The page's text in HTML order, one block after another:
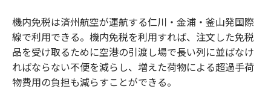
機内免税は済州航空が運航する仁川・金浦・釜山発国際
線で利用できる。機内免税を利用すれば、注文した免税
品を受け取るために空港の引渡し場で長い列に並ばなけ
ればならない不便を減らし、増えた荷物による超過手荷
物費用の負担も減らすことができる。